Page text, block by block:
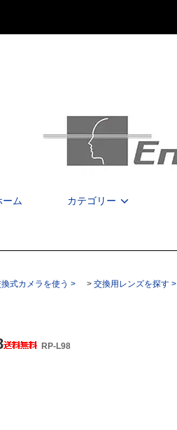
ーム カテゴリー
式カメラを使う > > 交換用レンズを探す >
RP-L98